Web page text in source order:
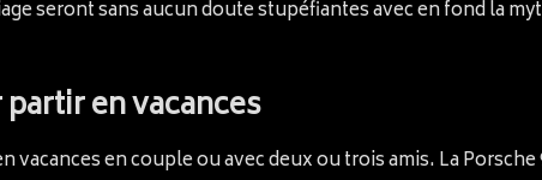
seront sans aucun doute stupéfiantes avec en fond la
partir en vacances
en couple ou avec deux ou trois amis. La Porsche